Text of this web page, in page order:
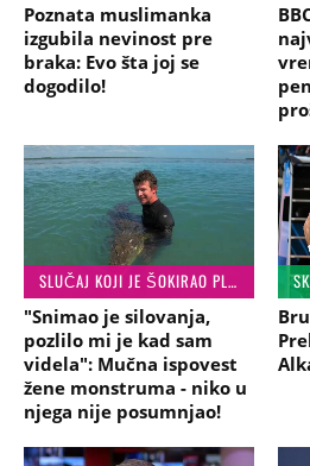
Poznata muslimanka
izgubila nevinost pre
braka: Evo šta joj se
dogodilo!
SLUČAJ KOJI JE ŠOKIRAO PLANETU
"Snimao je silovanja,
pozlilo mi je kad sam
videla": Mučna ispovest
žene monstruma - niko u
njega nije posumnjao!